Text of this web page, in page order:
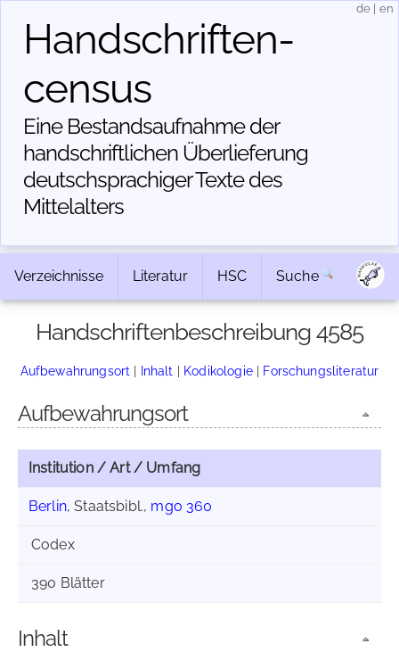
Handschriften­
census
Eine Bestandsaufnahme der
handschriftlichen Über­lieferung
deutschsprachiger Texte des
Mittelalters
de en
Verzeichnisse Literatur HSC Suche
Handschriftenbeschreibung 4585
Aufbewahrungsort | Inhalt | Kodikologie| Forschungsliteratur
Aufbewahrungsort
Institution / Art / Umfang
Berlin, Staatsbibl., mgo 360
Codex
390 Blätter
Inhalt